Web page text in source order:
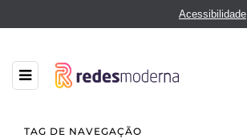
Acessibilidade
TAG DE NAVEGAÇÃO